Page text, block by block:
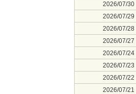
2026/07/30
2026/07/29
2026/07/28
2026/07/27
2026/07/24
2026/07/23
2026/07/22
2026/07/21